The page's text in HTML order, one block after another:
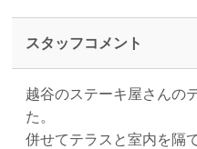
スタッフコメント
越谷のステーキ屋さんの
た。
併せてテラスと室内を隔